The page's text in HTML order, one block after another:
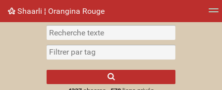
Shaarli ¦ Orangina Rouge
Nuage de tags Mur d'images
results.